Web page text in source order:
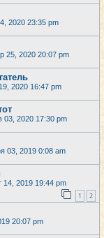
2020 23:35 pm
25, 2020 20:07 pm
2020 16:47 pm
03, 2020 17:30 pm
03, 2019 0:08 am
14, 2019 19:44 pm
1 2
20:07 pm